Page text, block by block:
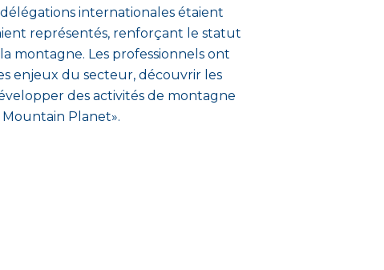
internationales étaient
représentés, renforçant le statut
Les professionnels ont
enjeux du secteur, découvrir les
des activités de montagne
Planet».